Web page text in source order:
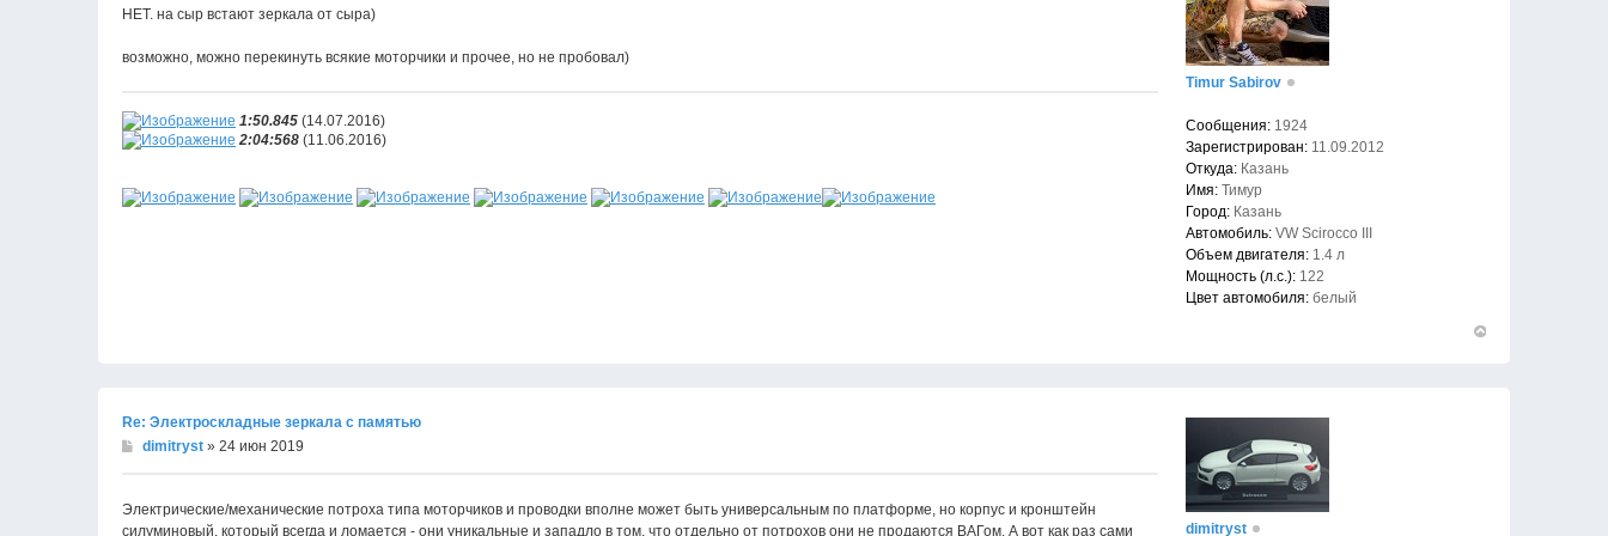
НЕТ. на сыр встают зеркала от сыра)
возможно, можно перекинуть всякие моторчики и прочее, но не пробовал)
1:50.845 (14.07.2016)
2:04:568 (11.06.2016)
Timur Sabirov
Сообщения: 1924
Зарегистрирован: 11.09.2012
Откуда: Казань
Имя: Тимур
Город: Казань
Автомобиль: VW Scirocco III
Объем двигателя: 1.4 л
Мощность (л.с.): 122
Цвет автомобиля: белый
Re: Электроскладные зеркала с памятью
dimitryst » 24 июн 2019
Электрические/механические потроха типа моторчиков и проводки вполне может быть универсальным по платформе, но корпус и кронштейн
силуминовый, который всегда и ломается - они уникальные и западло в том, что отдельно от потрохов они не продаются ВАГом. А вот как раз сами
dimitryst